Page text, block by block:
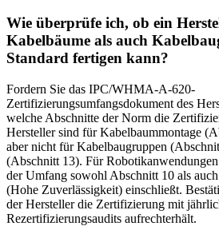
Wie überprüfe ich, ob ein
Kabelbäume als auch
Standard fertigen kann?
Fordern Sie das IPC/WHMA-A-620-
Zertifizierungsumfangsdokument des
welche Abschnitte der Norm die
Hersteller sind für Kabelbaummontage
aber nicht für Kabelbaugruppen
(Abschnitt 13). Für
der Umfang sowohl Abschnitt 10 als
(Hohe Zuverlässigkeit) einschließt.
der Hersteller die Zertifizierung mit
Rezertifizierungsaudits aufrechterhält.